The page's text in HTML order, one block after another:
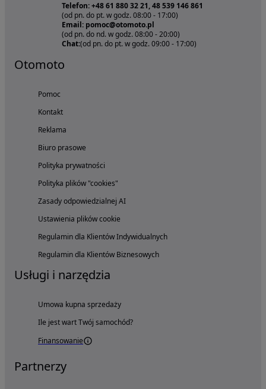
Telefon: +48 61 880 32 21, 48 539 146 861
(od pn. do pt. w godz. 08:00 - 17:00)
Email: pomoc@otomoto.pl
(od pn. do nd. w godz. 08:00 - 20:00)
Chat:(od pn. do pt. w godz. 09:00 - 17:00)
Otomoto
Pomoc
Kontakt
Reklama
Biuro prasowe
Polityka prywatności
Polityka plików "cookies"
Zasady odpowiedzialnej AI
Ustawienia plików cookie
Regulamin dla Klientów Indywidualnych
Regulamin dla Klientów Biznesowych
Usługi i narzędzia
Umowa kupna sprzedaży
Ile jest wart Twój samochód?
Finansowanie
Partnerzy